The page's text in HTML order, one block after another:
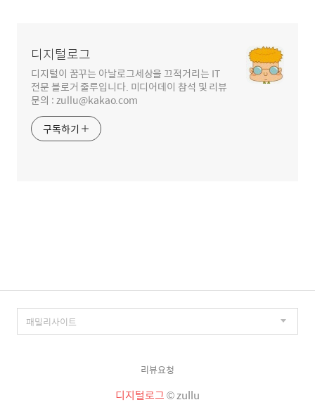
디지털로그
디지털이 꿈꾸는 아날로그세상을 끄적거리는 IT
전문 블로거 줄루입니다. 미디어데이 참석 및 리뷰
문의 : zullu@kakao.com
구독하기
리뷰요청
디지털로그© zullu